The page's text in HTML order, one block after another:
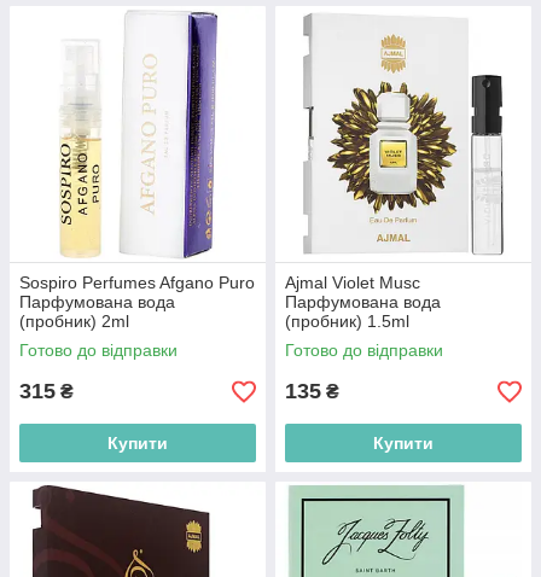
Sospiro Perfumes Afgano Puro
Парфумована вода
(пробник) 2ml
(3770009763806)
Готово до відправки
315 ₴
Купити
Ajmal Violet Musc
Парфумована вода
(пробник) 1.5ml
(2000220016018)
Готово до відправки
135 ₴
Купити